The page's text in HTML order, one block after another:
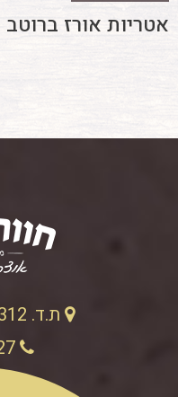
אטריות אורז
ת.ד. 312 תקוע 9090800
02-9964527